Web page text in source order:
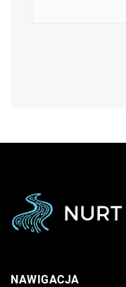
NAWIGACJA